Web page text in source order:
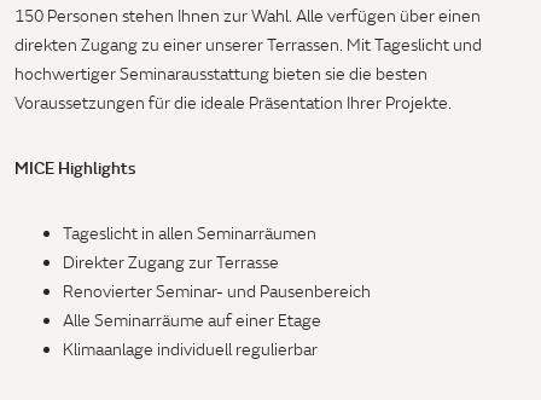
150 Personen stehen Ihnen zur Wahl. Alle verfügen über einen
direkten Zugang zu einer unserer Terrassen. Mit Tageslicht und
hochwertiger Seminarausstattung bieten sie die besten
Voraussetzungen für die ideale Präsentation Ihrer Projekte.
MICE Highlights
Tageslicht in allen Seminarräumen
Direkter Zugang zur Terrasse
Renovierter Seminar- und Pausenbereich
Alle Seminarräume auf einer Etage
Klimaanlage individuell regulierbar